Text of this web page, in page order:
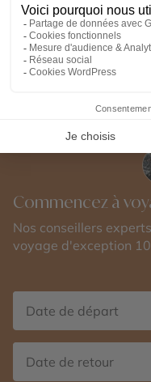
Voir tous
Commencez à
Nos conseillers
voyage d'exception